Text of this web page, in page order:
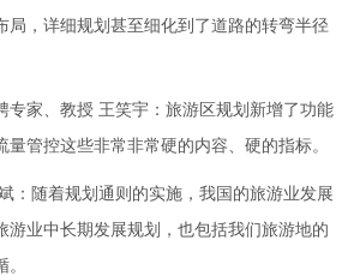
局，详细规划甚至细化到了道路的转弯半径
专家、教授 王笑宇：旅游区规划新增了功能
管控这些非常非常硬的内容、硬的指标。
：随着规划通则的实施，我国的旅游业发展
游业中长期发展规划，也包括我们旅游地的